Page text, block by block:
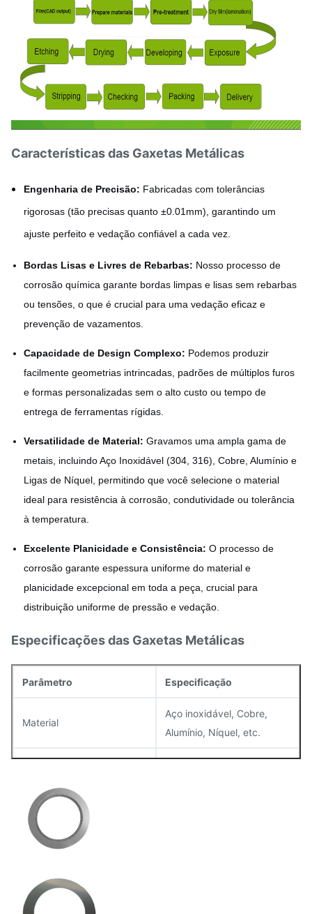
Características das Gaxetas Metálicas
Engenharia de Precisão: Fabricadas com tolerâncias
rigorosas (tão precisas quanto ±0.01mm), garantindo um
ajuste perfeito e vedação confiável a cada vez.
Bordas Lisas e Livres de Rebarbas: Nosso processo de
corrosão química garante bordas limpas e lisas sem rebarbas
ou tensões, o que é crucial para uma vedação eficaz e
prevenção de vazamentos.
Capacidade de Design Complexo: Podemos produzir
facilmente geometrias intrincadas, padrões de múltiplos furos
e formas personalizadas sem o alto custo ou tempo de
entrega de ferramentas rígidas.
Versatilidade de Material: Gravamos uma ampla gama de
metais, incluindo Aço Inoxidável (304, 316), Cobre, Alumínio e
Ligas de Níquel, permitindo que você selecione o material
ideal para resistência à corrosão, condutividade ou tolerância
à temperatura.
Excelente Planicidade e Consistência: O processo de
corrosão garante espessura uniforme do material e
planicidade excepcional em toda a peça, crucial para
distribuição uniforme de pressão e vedação.
Especificações das Gaxetas Metálicas
Parâmetro Especificação
Material
Aço inoxidável, Cobre,
Alumínio, Níquel, etc.
Tolerância
Acabamento Superficial
Tamanho